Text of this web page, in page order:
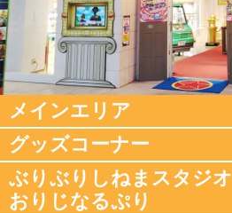
メインエリア
グッズコーナー
ぶりぶりしねまスタジオ
おりじなるぷり